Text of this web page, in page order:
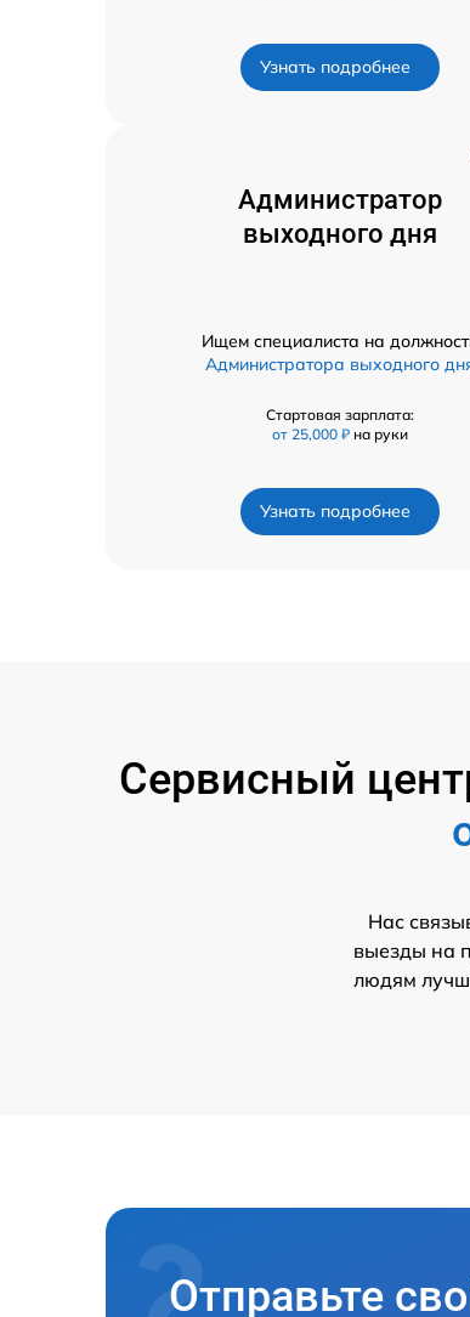
Узнать подробнее
Администратор
выходного дня
Ищем специалиста на
Администратора выходного
Стартовая зарплата:
от 25,000 ₽ на руки
Узнать подробнее
Сервисный
Нас
выезды на
людям
Отправьте